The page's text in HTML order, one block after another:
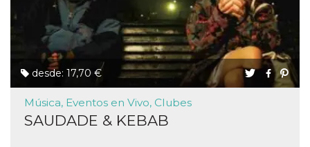
desde: 17,70 €
Música, Eventos en Vivo, Clubes
SAUDADE & KEBAB